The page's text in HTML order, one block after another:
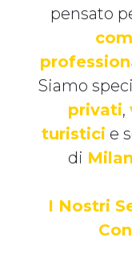
pensato
Siamo
privati,
turistici e
di
I Nostri